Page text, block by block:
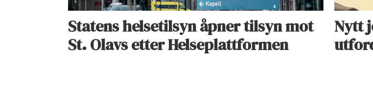
Statens helsetilsyn åpner tilsyn mot
St. Olavs etter Helseplattformen
Nytt